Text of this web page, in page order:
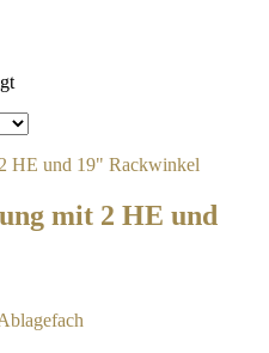
mit 2 HE und